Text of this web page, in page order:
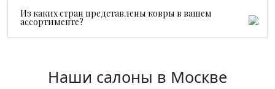
Из каких стран представлены ковры в вашем
ассортименте?
Наши салоны в Москве